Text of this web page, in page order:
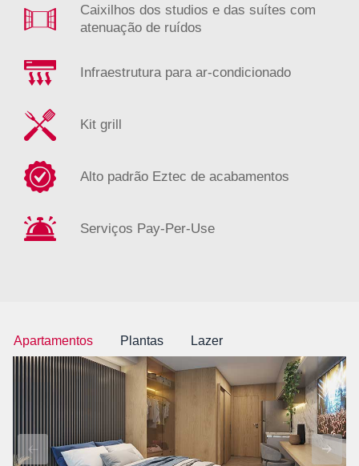
Caixilhos dos studios e das suítes com
atenuação de ruídos
Infraestrutura para ar-condicionado
Kit grill
Alto padrão Eztec de acabamentos
Serviços Pay-Per-Use
Apartamentos Plantas Lazer